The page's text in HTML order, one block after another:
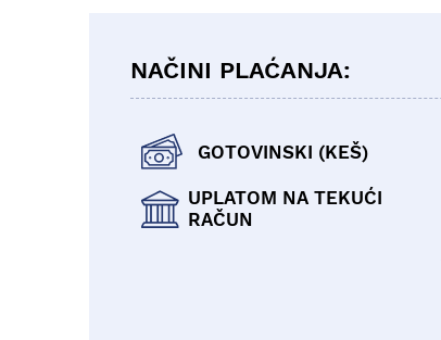
NAČINI PLAĆANJA:
GOTOVINSKI (KEŠ)
UPLATOM NA TEKUĆI
RAČUN